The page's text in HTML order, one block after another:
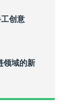
创意
领域的新